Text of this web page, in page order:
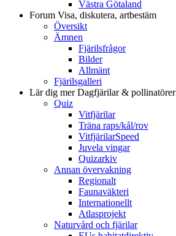
Västra Götaland
Forum Visa, diskutera, artbestäm
Översikt
Ämnen
Fjärilsfrågor
Bilder
Allmänt
Fjärilsgalleri
Lär dig merDagfjärilar & pollinatörer
Quiz
Vitfjärilar
Träna raps/kål/rov
VitfjärilarSpeed
Juvela vingar
Quizarkiv
Annan övervakning
Regionalt
Faunaväkteri
Internationellt
Atlasprojekt
Naturvård och fjärilar